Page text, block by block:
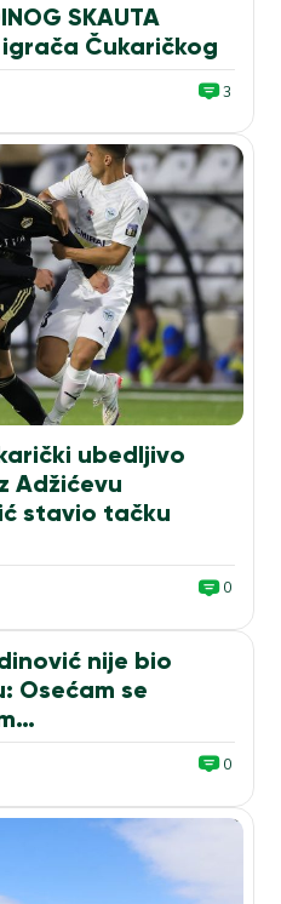
SKAUTA
igrača Čukaričkog
3
ubedljivo
Adžićevu
stavio tačku
0
nije bio
Osećam se
0